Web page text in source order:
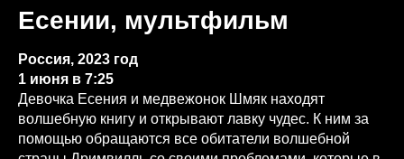
Есении, мультфильм
Россия, 2023 год
​​​​​​​1 июня в 7:25
Девочка Есения и медвежонок Шмяк находят
волшебную книгу и открывают лавку чудес. К ним за
помощью обращаются все обитатели волшебной